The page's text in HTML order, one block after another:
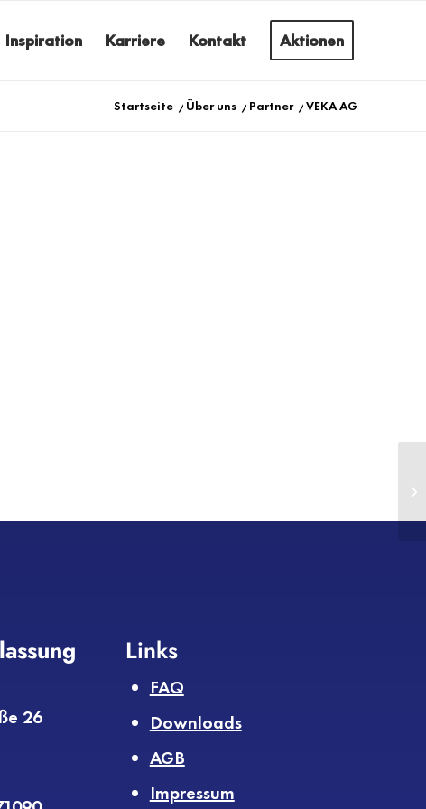
Inspiration Karriere Kontakt Aktionen
Startseite / Über uns / Partner /VEKA AG
26
Links
FAQ
Downloads
AGB
Impressum